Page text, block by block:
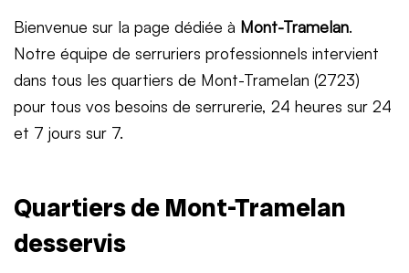
Bienvenue sur la page dédiée à Mont-Tramelan.
Notre équipe de serruriers professionnels intervient
dans tous les quartiers de Mont-Tramelan (2723)
pour tous vos besoins de serrurerie, 24 heures sur 24
et 7 jours sur 7.
Quartiers de Mont-Tramelan
desservis